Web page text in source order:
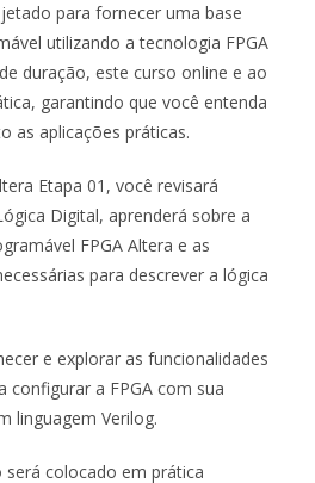
para fornecer uma base
utilizando a tecnologia FPGA
duração, este curso online e ao
garantindo que você entenda
as aplicações práticas.
Etapa 01, você revisará
Digital, aprenderá sobre a
FPGA Altera e as
para descrever a lógica
e explorar as funcionalidades
configurar a FPGA com sua
linguagem Verilog.
colocado em prática